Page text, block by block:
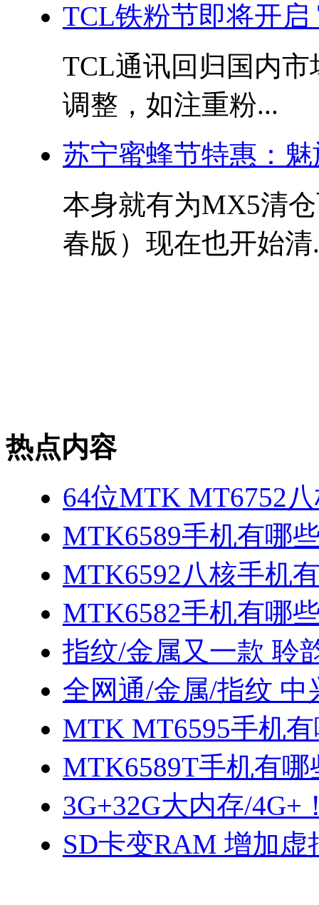
TCL铁粉节即将开
TCL通讯回归国内
调整，如注重粉...
苏宁蜜蜂节特惠：
本身就有为MX5清
春版）现在也开始清
热点内容
64位MTK MT6752
MTK6589手机有哪
MTK6592八核手机
MTK6582手机有哪
指纹/金属又一款 聆
全网通/金属/指纹 中
MTK MT6595手机
MTK6589T手机有
3G+32G大内存/4G+
SD卡变RAM 增加虚